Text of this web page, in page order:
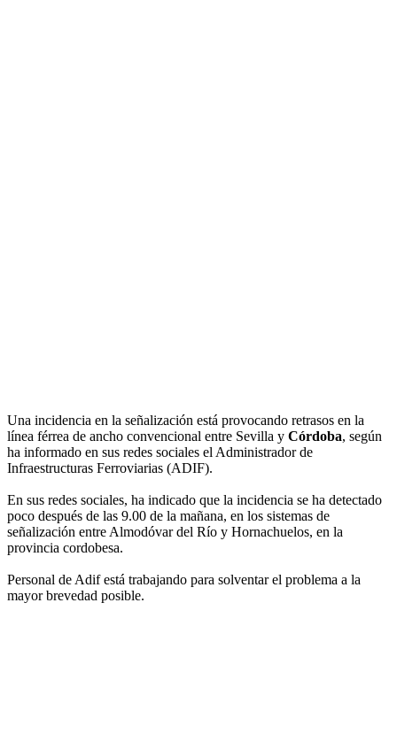
Una incidencia en la señalización está provocando retrasos en la
línea férrea de ancho convencional entre Sevilla y Córdoba, según
ha informado en sus redes sociales el Administrador de
Infraestructuras Ferroviarias (ADIF).
En sus redes sociales, ha indicado que la incidencia se ha detectado
poco después de las 9.00 de la mañana, en los sistemas de
señalización entre Almodóvar del Río y Hornachuelos, en la
provincia cordobesa.
Personal de Adif está trabajando para solventar el problema a la
mayor brevedad posible.